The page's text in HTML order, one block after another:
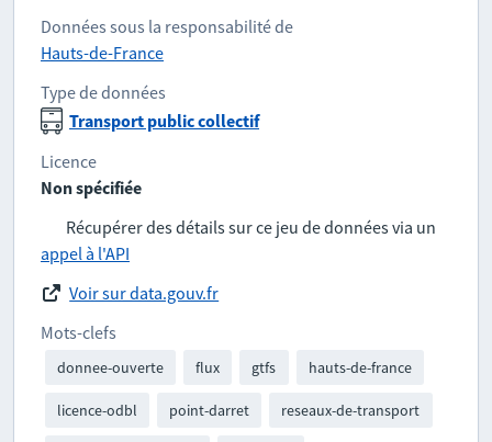
Données sous la responsabilité de
Hauts-de-France
Type de données
Transport public collectif
Licence
Non spécifiée
Récupérer des détails sur ce jeu de données via un
appel à l'API
Voir sur data.gouv.fr
Mots-clefs
donnee-ouverte flux gtfs hauts-de-france
licence-odbl point-darret reseaux-de-transport